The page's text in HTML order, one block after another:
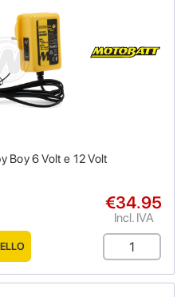
Boy 6 Volt e 12 Volt
€34.95
Incl. IVA